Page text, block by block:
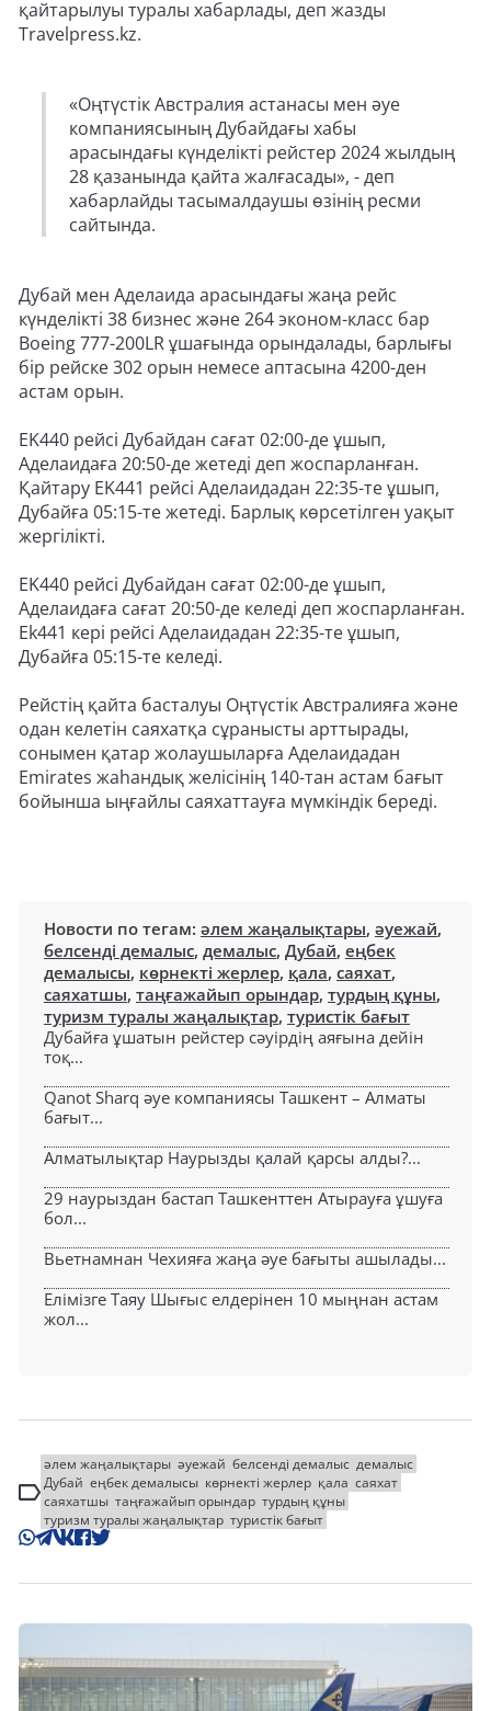
қайтарылуы туралы хабарлады, деп жазды
Travelpress.kz.
«Оңтүстік Австралия астанасы мен әуе
компаниясының Дубайдағы хабы
арасындағы күнделікті рейстер 2024 жылдың
28 қазанында қайта жалғасады», - деп
хабарлайды тасымалдаушы өзінің ресми
сайтында.
Дубай мен Аделаида арасындағы жаңа рейс
күнделікті 38 бизнес және 264 эконом-класс бар
Boeing 777-200LR ұшағында орындалады, барлығы
бір рейске 302 орын немесе аптасына 4200-ден
астам орын.
EK440 рейсі Дубайдан сағат 02:00-де ұшып,
Аделаидаға 20:50-де жетеді деп жоспарланған.
Қайтару EK441 рейсі Аделаидадан 22:35-те ұшып,
Дубайға 05:15-те жетеді. Барлық көрсетілген уақыт
жергілікті.
EK440 рейсі Дубайдан сағат 02:00-де ұшып,
Аделаидаға сағат 20:50-де келеді деп жоспарланған.
Ek441 кері рейсі Аделаидадан 22:35-те ұшып,
Дубайға 05:15-те келеді.
Рейстің қайта басталуы Оңтүстік Австралияға және
одан келетін саяхатқа сұранысты арттырады,
сонымен қатар жолаушыларға Аделаидадан
Emirates жаһандық желісінің 140-тан астам бағыт
бойынша ыңғайлы саяхаттауға мүмкіндік береді.
Новости по тегам: әлем жаңалықтары, әуежай,
белсенді демалыс, демалыс, Дубай, еңбек
демалысы, көрнекті жерлер, қала, саяхат,
саяхатшы, таңғажайып орындар, турдың құны,
туризм туралы жаңалықтар, туристік бағыт
Дубайға ұшатын рейстер сәуірдің аяғына дейін
тоқ...
Qanot Sharq әуе компаниясы Ташкент – Алматы
бағыт...
Алматылықтар Наурызды қалай қарсы алды?...
29 наурыздан бастап Ташкенттен Атырауға ұшуға
бол...
Вьетнамнан Чехияға жаңа әуе бағыты ашылады...
Елімізге Таяу Шығыс елдерінен 10 мыңнан астам
жол...
әлем жаңалықтары әуежай белсенді демалыс демалыс
Дубай еңбек демалысы көрнекті жерлер қала саяхат
саяхатшы таңғажайып орындар турдың құны
туризм туралы жаңалықтар туристік бағыт